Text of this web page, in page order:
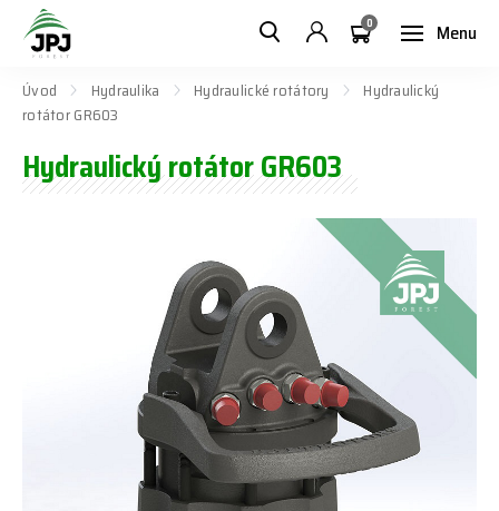
Menu
0
Úvod Hydraulika Hydraulické rotátory
Hydraulický
rotátor GR603
Hydraulický rotátor GR603